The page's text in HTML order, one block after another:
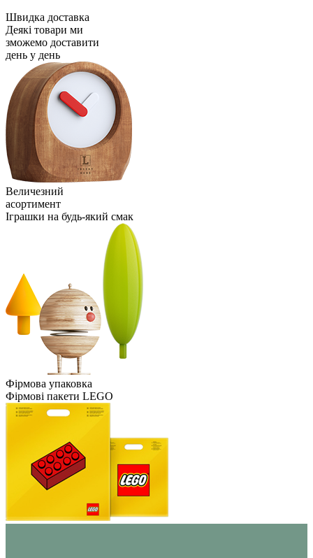
Швидка доставка
Деякі товари ми
зможемо доставити
день у день
Величезний
асортимент
Іграшки на будь-який смак
Фірмова упаковка
Фірмові пакети LEGO